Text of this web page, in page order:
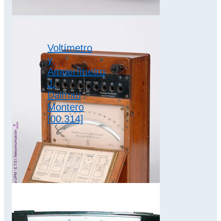
polímetrosVoltímetro
y
Amperímetro
J.
Dalmau
Montero
[00.314]
Fabricado en 1910
Autor J. Dalmau
Montero
Dimensiones 17 x
27 x 9,5 cm
Conjunto